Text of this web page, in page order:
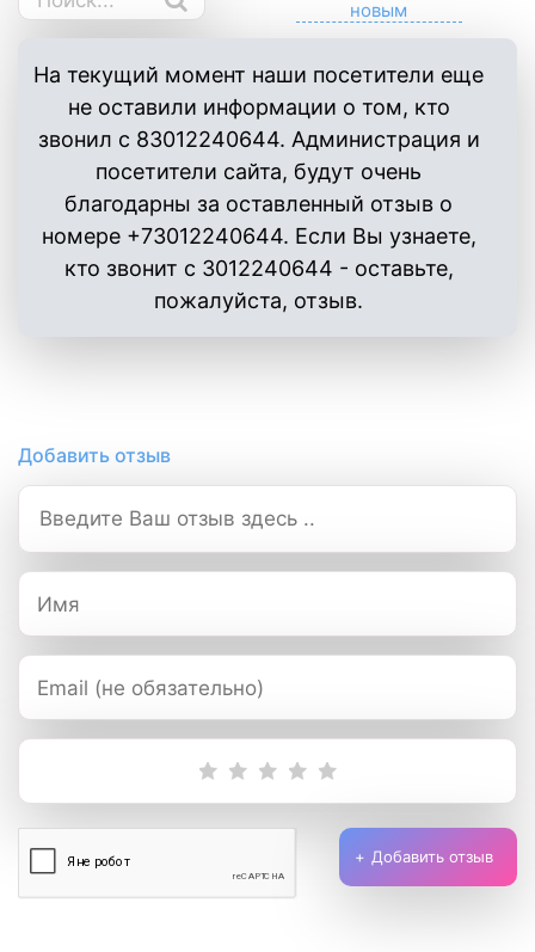
На текущий момент наши посетители еще
не оставили информации о том, кто
звонил с 83012240644. Администрация и
посетители сайта, будут очень
благодарны за оставленный отзыв о
номере +73012240644. Если Вы узнаете,
кто звонит с 3012240644 - оставьте,
пожалуйста, отзыв.
Добавить отзыв
Добавить отзыв